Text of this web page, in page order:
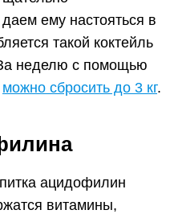
ему настояться в
такой коктейль
неделю с помощью
можно сбросить до 3 кг.
ацидофилин
витамины,